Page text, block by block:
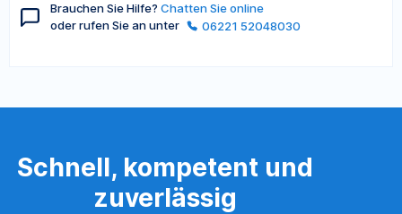
Brauchen Sie Hilfe? Chatten Sie online
oder rufen Sie an unter
06221 52048030
Schnell, kompetent und
zuverlässig